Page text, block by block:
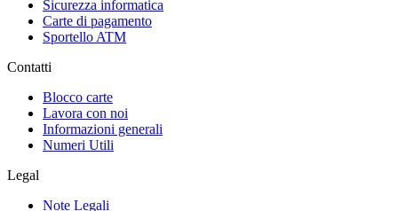
Sicurezza informatica
Carte di pagamento
Sportello ATM
Contatti
Blocco carte
Lavora con noi
Informazioni generali
Numeri Utili
Legal
Note Legali